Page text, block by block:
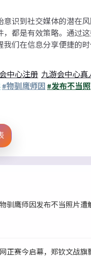
意识到社交媒体的潜在
，都是有效策略。通过
们在信息分享便捷的
中心注册 九游会中心真
#物驯鹰师因 #发布不当照
驯鹰师因发布不当照片遭
正赛今启幕，郑钦文战旗